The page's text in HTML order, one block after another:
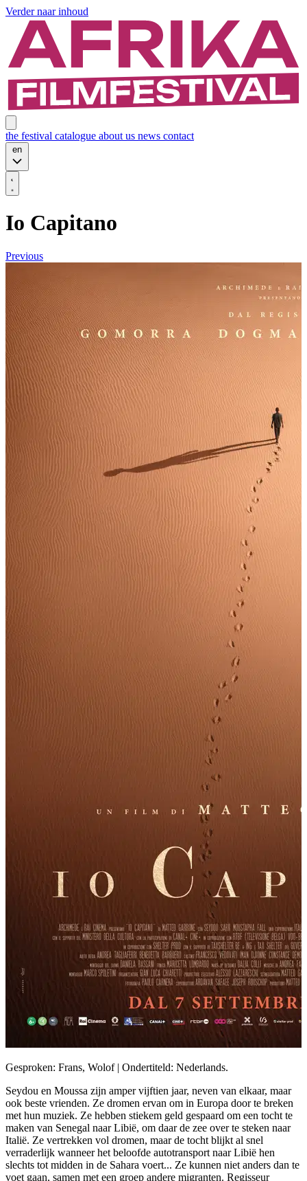
Verder naar inhoud
the festival catalogue about us news contact
en
Io Capitano
Previous
Gesproken: Frans, Wolof | Ondertiteld: Nederlands.
Seydou en Moussa zijn amper vijftien jaar, neven van elkaar, maar
ook beste vrienden. Ze dromen ervan om in Europa door te breken
met hun muziek. Ze hebben stiekem geld gespaard om een tocht te
maken van Senegal naar Libië, om daar de zee over te steken naar
Italië. Ze vertrekken vol dromen, maar de tocht blijkt al snel
verraderlijk wanneer het beloofde autotransport naar Libië hen
slechts tot midden in de Sahara voert... Ze kunnen niet anders dan te
voet gaan, samen met een groep andere migranten. Regisseur